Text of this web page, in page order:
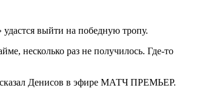
выйти на победную тропу.
несколько раз не получилось. Где‑то
сказал Денисов в эфире МАТЧ ПРЕМЬЕР.